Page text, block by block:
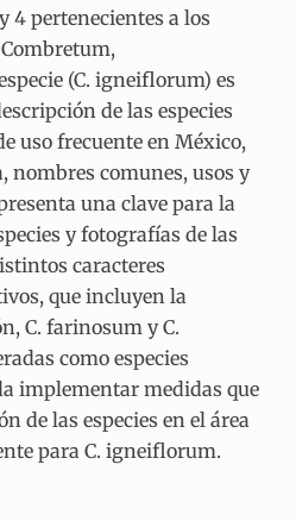
4 pertenecientes a los
(C. igneiflorum) es
de las especies
uso frecuente en México,
comunes, usos y
una clave para la
y fotografías de las
caracteres
que incluyen la
C. farinosum y C.
como especies
implementar medidas que
de las especies en el área
para C. igneiflorum.